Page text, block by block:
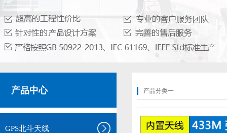
产品中心
GPS北斗天线
产品分类一